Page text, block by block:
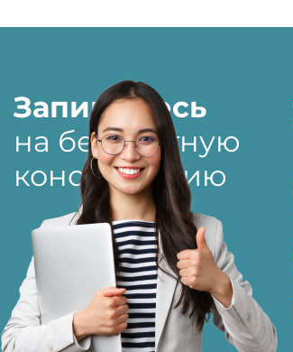
Запишитесь
на бесплатную
консультацию